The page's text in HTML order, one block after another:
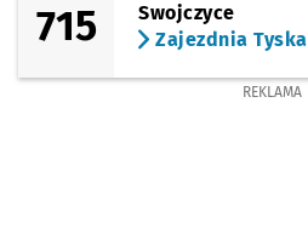
715
Swojczyce
Zajezdnia Tyska
REKLAMA